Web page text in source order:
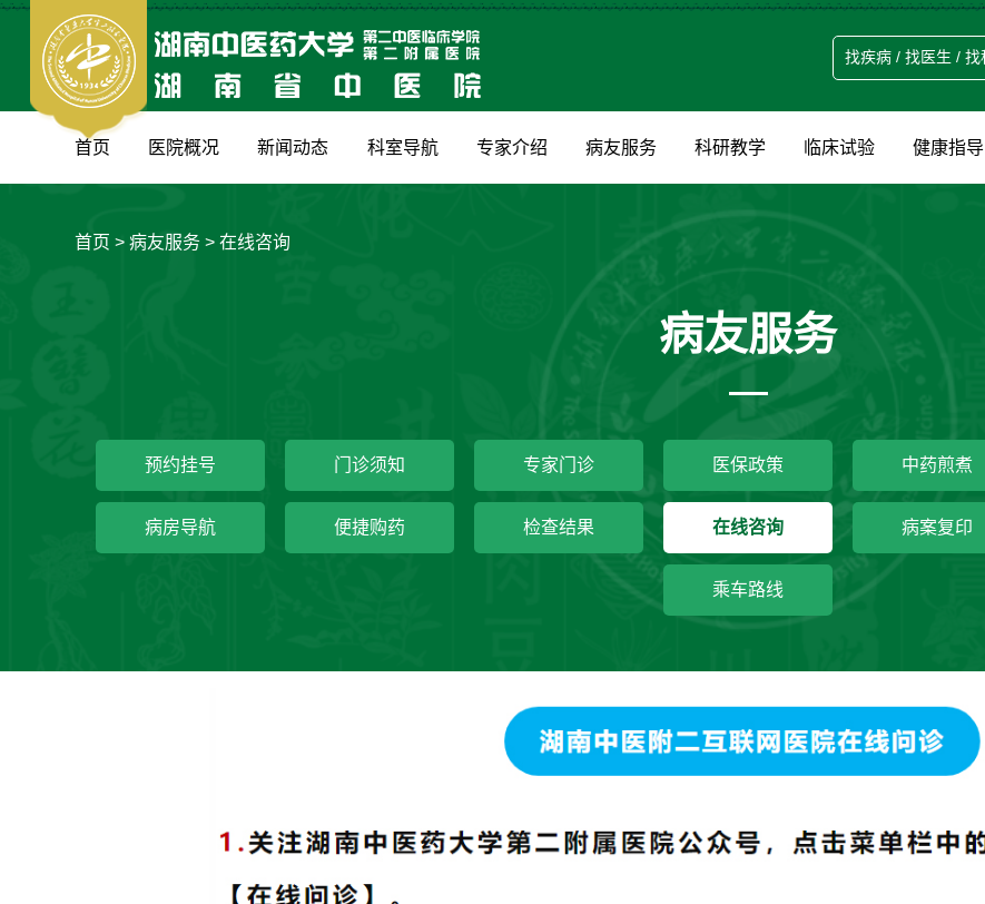
首页 医院概况 新闻动态 科室导航 专家介绍 病友服务 科研教学 临床试验 健康指导
首页 >病友服务 >在线咨询
病友服务
预约挂号 门诊须知 专家门诊 医保政策 中药煎煮
病房导航 便捷购药 检查结果 在线咨询 病案复印
乘车路线